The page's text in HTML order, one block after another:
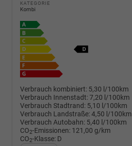
KATEGORIE
Kombi
Verbrauch kombiniert: 5,30 l/100km
Verbrauch Innenstadt:7,20 l/100km
Verbrauch Stadtrand: 5,10 l/100km
Verbrauch Landstraße:4,50 l/100km
Verbrauch Autobahn: 5,40 l/100km
CO2-Emissionen: 121,00 g/km
CO2-Klasse: D